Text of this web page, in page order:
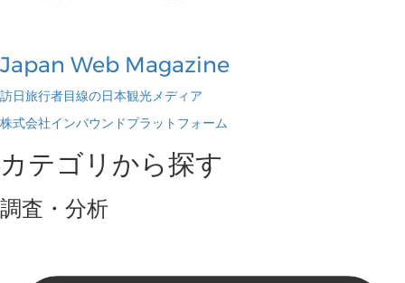
Japan Web Magazine
訪日旅行者目線の日本観光メディア
株式会社インバウンドプラットフォーム
カテゴリから探す
調査・分析